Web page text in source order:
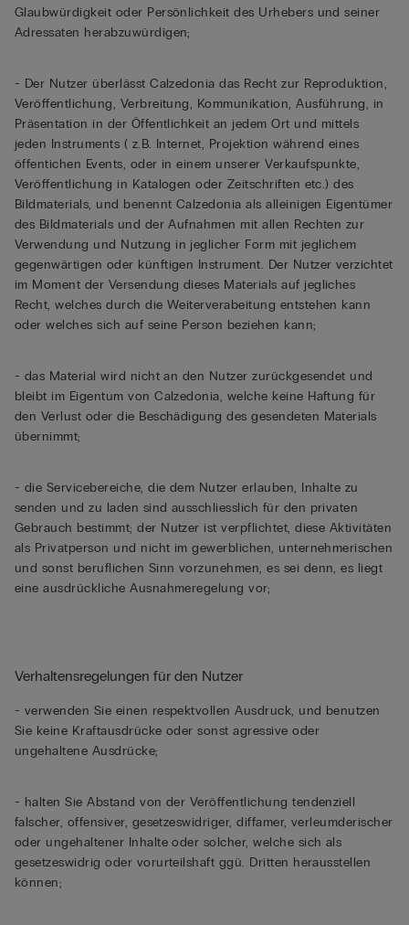
Glaubwürdigkeit oder Persönlichkeit des Urhebers und seiner
Adressaten herabzuwürdigen;
- Der Nutzer überlässt Calzedonia das Recht zur Reproduktion,
Veröffentlichung, Verbreitung, Kommunikation, Ausführung, in
Präsentation in der Öffentlichkeit an jedem Ort und mittels
jeden Instruments ( z.B. Internet, Projektion während eines
öffentichen Events, oder in einem unserer Verkaufspunkte,
Veröffentlichung in Katalogen oder Zeitschriften etc.) des
Bildmaterials, und benennt Calzedonia als alleinigen Eigentümer
des Bildmaterials und der Aufnahmen mit allen Rechten zur
Verwendung und Nutzung in jeglicher Form mit jeglichem
gegenwärtigen oder künftigen Instrument. Der Nutzer verzichtet
im Moment der Versendung dieses Materials auf jegliches
Recht, welches durch die Weiterverabeitung entstehen kann
oder welches sich auf seine Person beziehen kann;
- das Material wird nicht an den Nutzer zurückgesendet und
bleibt im Eigentum von Calzedonia, welche keine Haftung für
den Verlust oder die Beschädigung des gesendeten Materials
übernimmt;
- die Servicebereiche, die dem Nutzer erlauben, Inhalte zu
senden und zu laden sind ausschliesslich für den privaten
Gebrauch bestimmt; der Nutzer ist verpflichtet, diese Aktivitäten
als Privatperson und nicht im gewerblichen, unternehmerischen
und sonst beruflichen Sinn vorzunehmen, es sei denn, es liegt
eine ausdrückliche Ausnahmeregelung vor;
Verhaltensregelungen für den Nutzer
- verwenden Sie einen respektvollen Ausdruck, und benutzen
Sie keine Kraftausdrücke oder sonst agressive oder
ungehaltene Ausdrücke;
- halten Sie Abstand von der Veröffentlichung tendenziell
falscher, offensiver, gesetzeswidriger, diffamer, verleumderischer
oder ungehaltener Inhalte oder solcher, welche sich als
gesetzeswidrig oder vorurteilshaft ggü. Dritten herausstellen
können;